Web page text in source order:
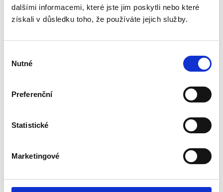
dalšími informacemi, které jste jim poskytli nebo které
získali v důsledku toho, že používáte jejich služby.
souhlasu
Nutné
Preferenční
Statistické
Marketingové